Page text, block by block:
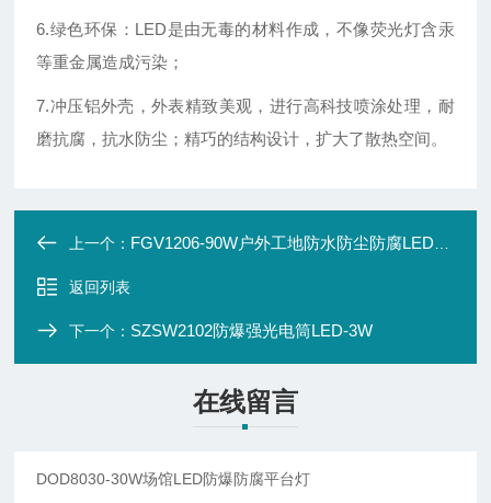
6.绿色环保：LED是由无毒的材料作成，不像荧光灯含汞
等重金属造成污染；
7.冲压铝外壳，外表精致美观，进行高科技喷涂处理，耐
磨抗腐，抗水防尘；精巧的结构设计，扩大了散热空间。
上一个： FGV1206-90W户外工地防水防尘防腐LED泛光灯
返回列表
下一个： SZSW2102防爆强光电筒LED-3W
在线留言